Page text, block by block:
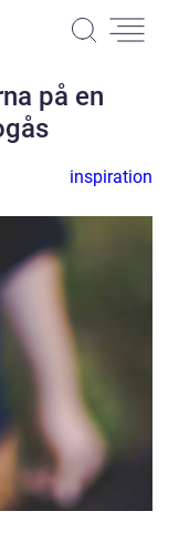
på en
inspiration